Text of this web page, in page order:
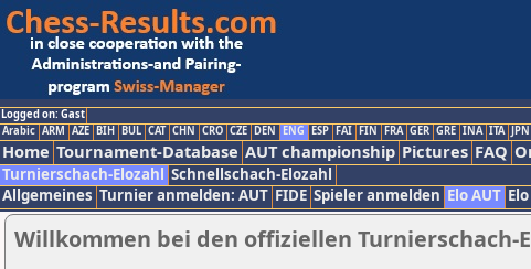
Logged on: Gast
Arabic ARM AZE BIH BUL CAT CHN CRO CZE DEN ENG ESP FAI FIN FRA GER GRE INA ITA JPN
Home Tournament-Database AUT championship Pictures FAQ
Turnierschach-Elozahl Schnellschach-Elozahl
Allgemeines Turnier anmelden: AUT FIDE Spieler anmelden Elo AUT
Willkommen bei den offiziellen Turnierschach-